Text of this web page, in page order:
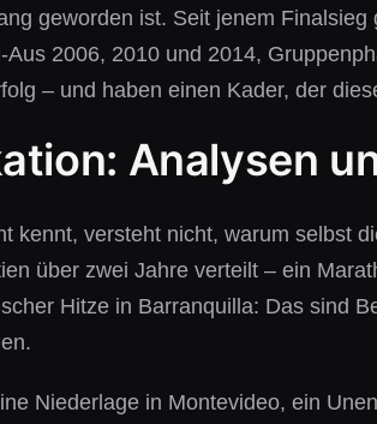
geworden ist. Seit jenem
2006, 2010 und 2014,
– und haben einen Kader, der
Analysen
kennt, versteht nicht, warum selbst
über zwei Jahre verteilt – ein
Hitze in Barranquilla: Das sind
Niederlage in Montevideo, ein